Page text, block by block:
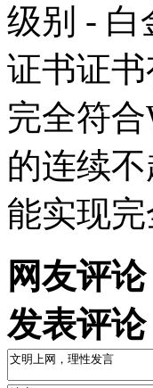
级别 - 白
证书证
完全符
的连续
能实现
网友评论
发表评论